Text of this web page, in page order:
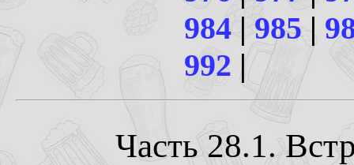
984 | 985|
992 |
Часть 28.1.